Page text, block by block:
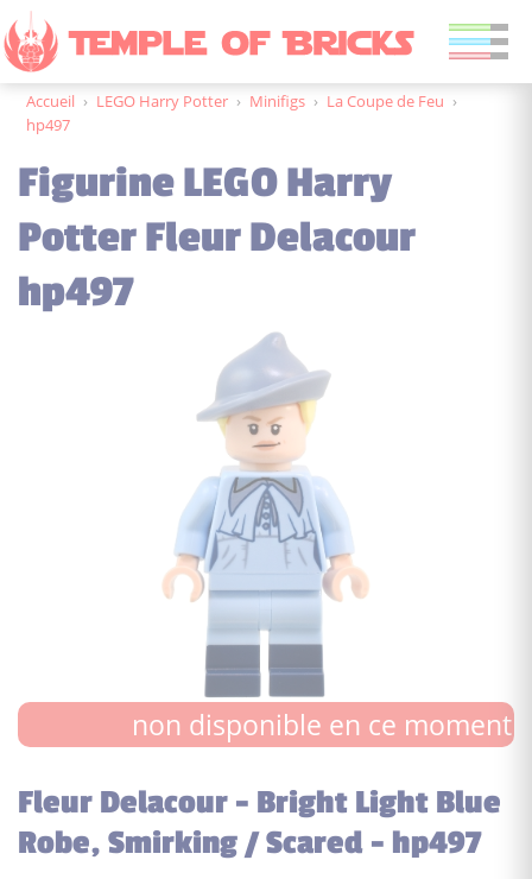
Accueil › LEGO Harry Potter › Minifigs › La Coupe de Feu ›
hp497
Figurine LEGO Harry
Potter Fleur Delacour
hp497
non disponible en ce moment
Fleur Delacour - Bright Light Blue
Robe, Smirking / Scared - hp497